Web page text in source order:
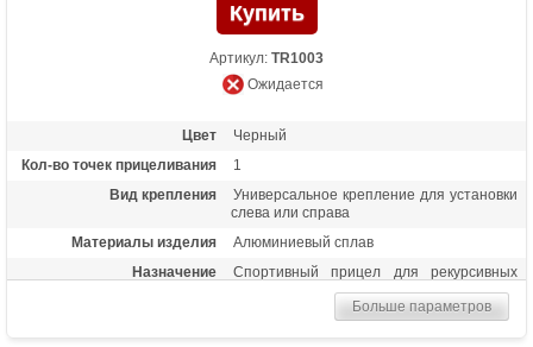
Артикул: TR1003
Ожидается
Цвет
Черный
Кол-во точек прицеливания
1
Вид крепления
Универсальное крепление для установки
слева или справа
Материалы изделия
Алюминиевый сплав
Назначение
Спортивный прицел для рекурсивных
луков высокого класса
Микрорегулировка по горизонтали и
вертикали, съемное крепление к луку
Больше параметров